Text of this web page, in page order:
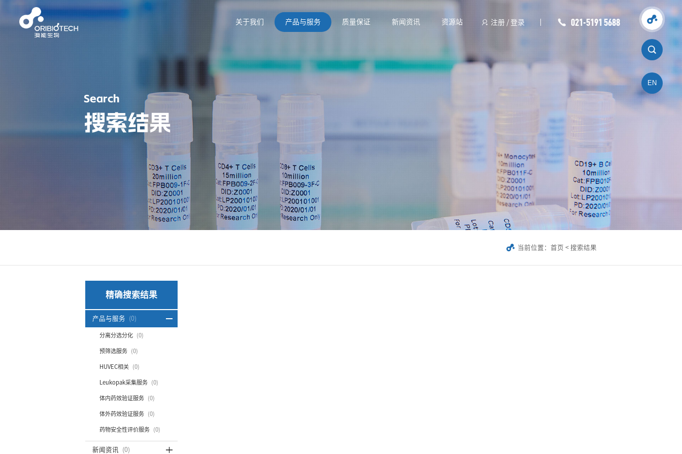
关于我们 产品与服务 质量保证 新闻资讯 资源站 注册 /登录 021-5191 5688
EN
Search
搜索结果
当前位置： 首页 < 搜索结果
精确搜索结果
产品与服务 (0)
分离分选分化 (0)
预筛选服务 (0)
HUVEC相关 (0)
Leukopak采集服务 (0)
体内药效验证服务 (0)
体外药效验证服务 (0)
药物安全性评价服务 (0)
新闻资讯 (0)